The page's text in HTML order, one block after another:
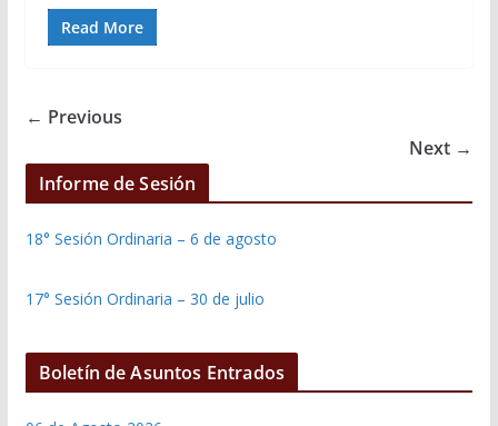
Read More
← Previous
Next →
Informe de Sesión
18° Sesión Ordinaria – 6 de agosto
17° Sesión Ordinaria – 30 de julio
Boletín de Asuntos Entrados